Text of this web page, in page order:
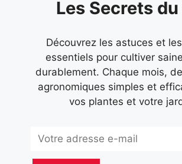
Les Secrets du
Découvrez les astuces et
essentiels pour cultiver
durablement. Chaque mois,
agronomiques simples et
vos plantes et votre